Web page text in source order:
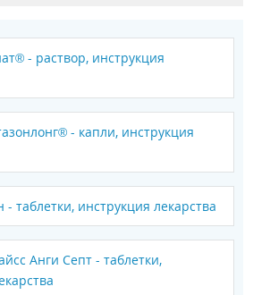
- раствор, инструкция
- капли, инструкция
- таблетки, инструкция лекарства
Анги Септ - таблетки,